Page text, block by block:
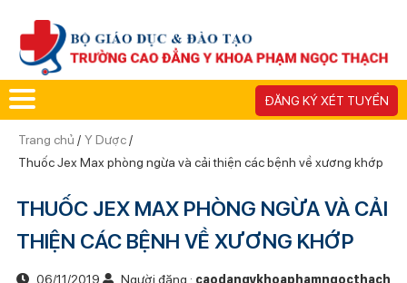
ĐĂNG KÝ XÉT TUYỂN
Trang chủ / Y Dược/
Thuốc Jex Max phòng ngừa và cải thiện các bệnh về xương khớp
THUỐC JEX MAX PHÒNG NGỪA VÀ CẢI
THIỆN CÁC BỆNH VỀ XƯƠNG KHỚP
06/11/2019 Người đăng : caodangykhoaphamngocthach